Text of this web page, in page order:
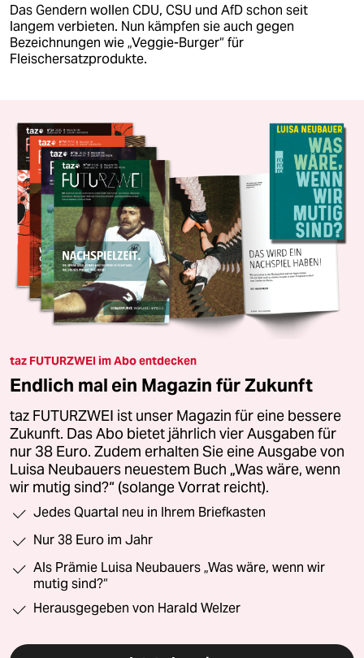
Das Gendern wollen CDU, CSU und AfD schon seit
langem verbieten. Nun kämpfen sie auch gegen
Bezeichnungen wie „Veggie-Burger“ für
Fleischersatzprodukte.
taz FUTURZWEI im Abo entdecken
Endlich mal ein Magazin für Zukunft
taz FUTURZWEI ist unser Magazin für eine bessere
Zukunft. Das Abo bietet jährlich vier Ausgaben für
nur 38 Euro. Zudem erhalten Sie eine Ausgabe von
Luisa Neubauers neuestem Buch „Was wäre, wenn
wir mutig sind?“ (solange Vorrat reicht).
Jedes Quartal neu in Ihrem Briefkasten
Nur 38 Euro im Jahr
Als Prämie Luisa Neubauers „Was wäre, wenn wir
mutig sind?“
Herausgegeben von Harald Welzer